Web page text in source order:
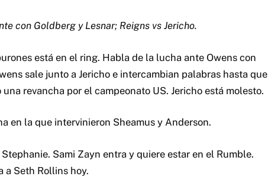
con Goldberg y Lesnar; Reigns vs Jericho.
está en el ring. Habla de la lucha ante Owens con
sale junto a Jericho e intercambian palabras hasta que
revancha por el campeonato US. Jericho está molesto.
en la que intervinieron Sheamus y Anderson.
Sami Zayn entra y quiere estar en el Rumble.
a Seth Rollins hoy.